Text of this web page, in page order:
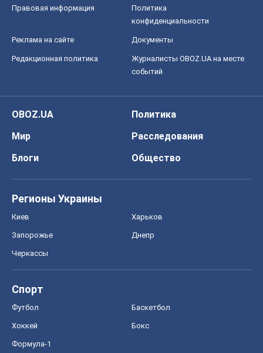
Правовая информация
Политика
конфиденциальности
Реклама на сайте Документы
Редакционная политика
Журналисты OBOZ.UA на месте
событий
OBOZ.UA
Политика
Мир
Расследования
Блоги
Общество
Регионы Украины
Киев Харьков
Запорожье Днепр
Черкассы
Спорт
Футбол Баскетбол
Хоккей Бокс
Формула-1